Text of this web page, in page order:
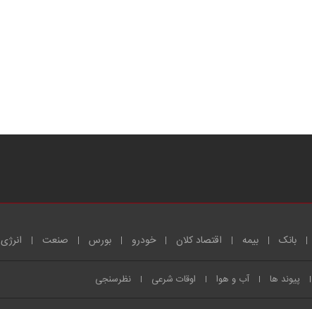
بانک بیمه اقتصاد کلان خودرو بورس صنعت انرژی
پیوند ها آب و هوا اوقات شرعی نظرسنجی